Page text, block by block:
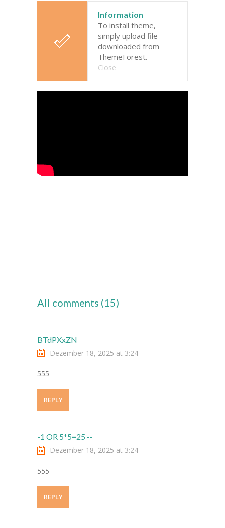
-- Unser Team
---- Jahrgang 3
-- Schulprogramm
-- Förderverein
---- Zahleninfo
---- RektorInnen
-- Allgemein
Information
To install theme,
simply upload file
downloaded from
ThemeForest.
Close
All comments (15)
BTdPXxZN
Dezember 18, 2025 at 3:24
555
REPLY
-1 OR 5*5=25 --
Dezember 18, 2025 at 3:24
555
REPLY